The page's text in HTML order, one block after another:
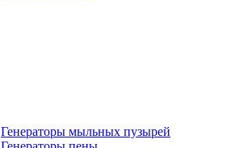
Генераторы мыльных пузырей